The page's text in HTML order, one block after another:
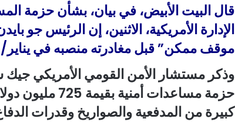
قال البيت الأبيض، في بيان، بشأن حزمة
الإدارة الأمريكية، الاثنين، إن الرئيس جو
موقف ممكن” قبل مغادرته منصبه في يناير/
وذكر مستشار الأمن القومي الأمريكي جيك
حزمة مساعدات
كبيرة من المدفعية والصواريخ وقدرات